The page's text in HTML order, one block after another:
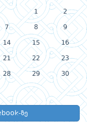
1 2
7 8 9
14 15 16
21 22 23
28 29 30
ზე